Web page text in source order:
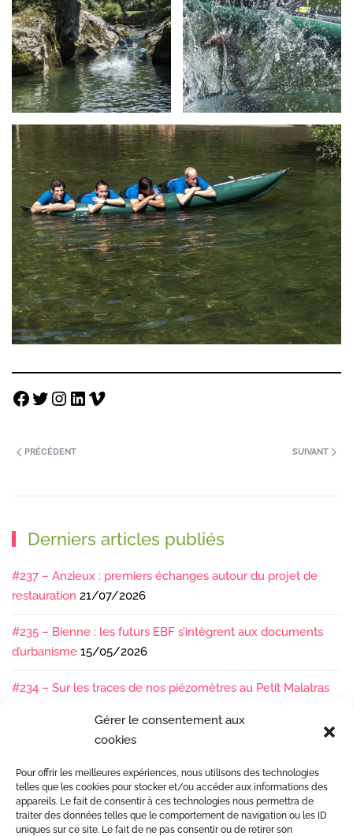
Gérer le consentement aux
cookies
Pour offrir les meilleures expériences, nous utilisons des technologies
telles que les cookies pour stocker et/ou accéder aux informations des
appareils. Le fait de consentir à ces technologies nous permettra de
traiter des données telles que le comportement de navigation ou les ID
uniques sur ce site. Le fait de ne pas consentir ou de retirer son
PRÉCÉDENT SUIVANT
Derniers articles publiés
#237 – Anzieux : premiers échanges autour du projet de
restauration 21/07/2026
#235 – Bienne : les futurs EBF s’intègrent aux documents
d’urbanisme 15/05/2026
#234 – Sur les traces de nos piézomètres au Petit Malatras
#233 – Les sédiments, ça se suit en équipe !
#232 – Sur le terrain avec l’Isère : ça bouge sous nos pieds !
07/04/2026